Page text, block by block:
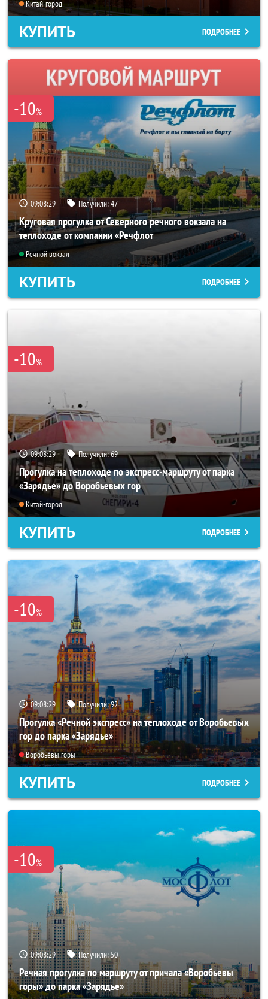
Китай-город
КУПИТЬ ПОДРОБНЕЕ
-10%
09:08:25 Получили:47
Круговая прогулка от Северного речного вокзала на
теплоходе от компании «Речфлот
Речной вокзал
КУПИТЬ ПОДРОБНЕЕ
-10%
09:08:25 Получили:69
Прогулка на теплоходе по экспресс-маршруту от парка
«Зарядье» до Воробьевых гор
Китай-город
КУПИТЬ ПОДРОБНЕЕ
-10%
09:08:25 Получили:92
Прогулка «Речной экспресс» на теплоходе от Воробьевых
гор до парка «Зарядье»
Воробьёвы горы
КУПИТЬ ПОДРОБНЕЕ
-10%
09:08:25 Получили:50
Речная прогулка по маршруту от причала «Воробьевы
горы» до парка «Зарядье»